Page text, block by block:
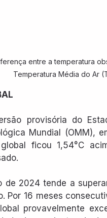
entre a temperatura
Temperatura Média do Ar
provisória do
Mundial (OMM),
ficou 1,54°C
de 2024 tende a
Por 16 meses
provavelmente